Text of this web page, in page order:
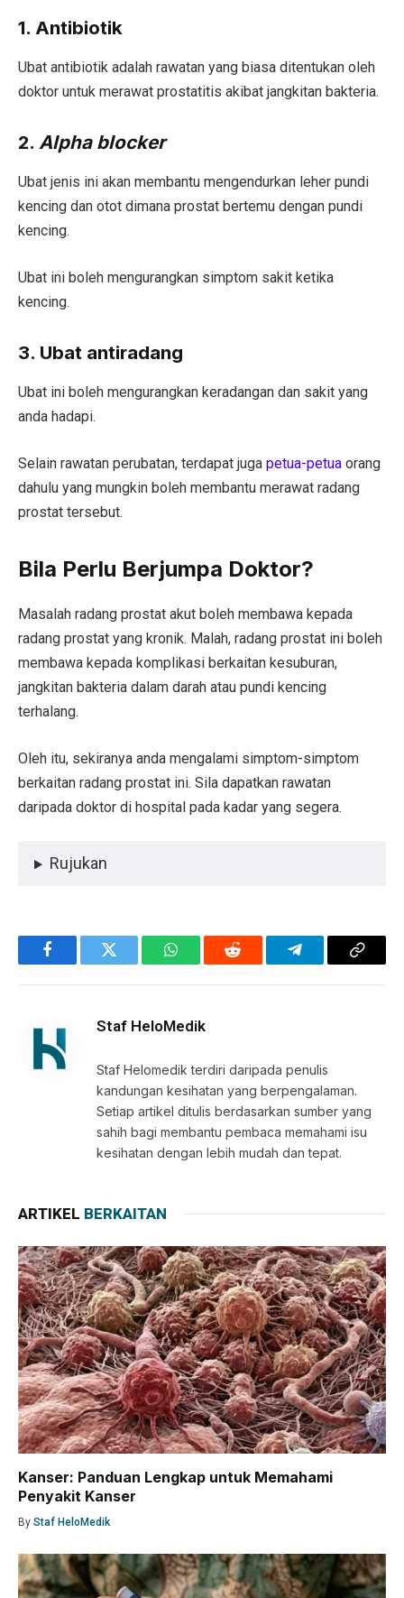
1. Antibiotik
Ubat antibiotik adalah rawatan yang biasa ditentukan oleh
doktor untuk merawat prostatitis akibat jangkitan bakteria.
2. Alpha blocker
Ubat jenis ini akan membantu mengendurkan leher pundi
kencing dan otot dimana prostat bertemu dengan pundi
kencing.
Ubat ini boleh mengurangkan simptom sakit ketika
kencing.
3. Ubat antiradang
Ubat ini boleh mengurangkan keradangan dan sakit yang
anda hadapi.
Selain rawatan perubatan, terdapat juga petua-petua orang
dahulu yang mungkin boleh membantu merawat radang
prostat tersebut.
Bila Perlu Berjumpa Doktor?
Masalah radang prostat akut boleh membawa kepada
radang prostat yang kronik. Malah, radang prostat ini boleh
membawa kepada komplikasi berkaitan kesuburan,
jangkitan bakteria dalam darah atau pundi kencing
terhalang.
Oleh itu, sekiranya anda mengalami simptom-simptom
berkaitan radang prostat ini. Sila dapatkan rawatan
daripada doktor di hospital pada kadar yang segera.
Rujukan
FacebookTwitter WhatsAppReddit TelegramCopy
Staf HeloMedik
Staf Helomedik terdiri daripada penulis
kandungan kesihatan yang berpengalaman.
Setiap artikel ditulis berdasarkan sumber yang
sahih bagi membantu pembaca memahami isu
kesihatan dengan lebih mudah dan tepat.
ARTIKEL BERKAITAN
Kanser: Panduan Lengkap untuk Memahami
Penyakit Kanser
By Staf HeloMedik